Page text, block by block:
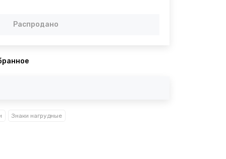
Распродано
Знаки нагрудные